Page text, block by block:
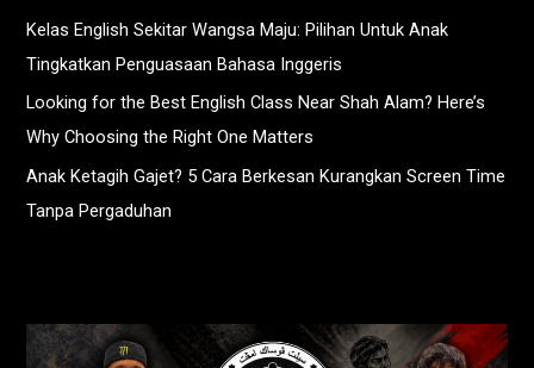
Kelas English Sekitar Wangsa Maju: Pilihan Untuk Anak
Tingkatkan Penguasaan Bahasa Inggeris
Looking for the Best English Class Near Shah Alam? Here’s
Why Choosing the Right One Matters
Anak Ketagih Gajet? 5 Cara Berkesan Kurangkan Screen Time
Tanpa Pergaduhan